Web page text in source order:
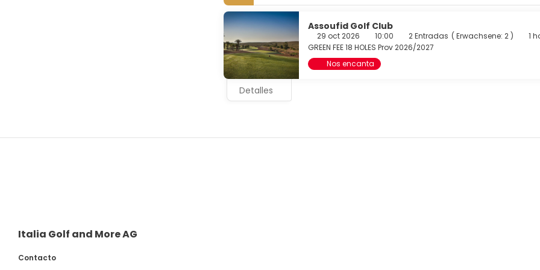
Assoufid Golf Club
29 oct 2026 10:00 2 Entradas ( Erwachsene: 2 )
1
GREEN FEE 18 HOLES Prov 2026/2027
Nos encanta
Detalles
Italia Golf and More AG
Contacto